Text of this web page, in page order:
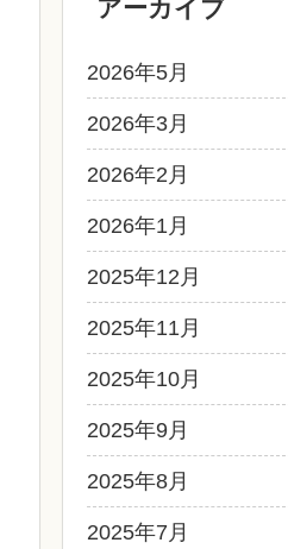
アーカイブ
2026年5月
2026年3月
2026年2月
2026年1月
2025年12月
2025年11月
2025年10月
2025年9月
2025年8月
2025年7月